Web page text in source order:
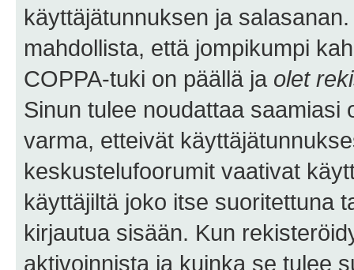
käyttäjätunnuksen ja
mahdollista, että jompikumpi
COPPA-tuki on päällä ja olet
Sinun tulee noudattaa saamiasi
varma, etteivät
keskustelufoorumit vaativat
käyttäjiltä joko itse suoritettuna
kirjautua sisään. Kun
aktivoinnista ja kuinka se tulee